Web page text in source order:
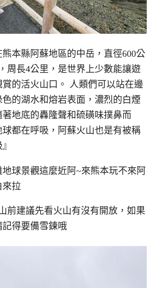
熊本縣阿蘇地區的中岳，直徑600公
周長4公里，是世界上少數能讓遊
的活火山口。 人類們可以站在邊
的湖水和熔岩表面，濃烈的白煙
地底的轟隆聲和硫磺味撲鼻而
都在呼吸，阿蘇火山也是有被稱
球景觀這麼近阿~來熊本玩不來阿
來拉
前建議先看火山有沒有開放，如果
得要備雪鍊哦